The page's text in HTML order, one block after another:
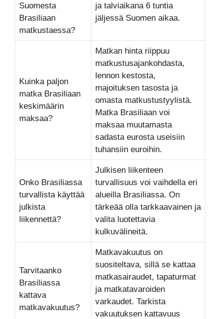
Suomesta
Brasiliaan
matkustaessa?
ja talviaikana 6 tuntia
jäljessä Suomen aikaa.
Kuinka paljon
matka Brasiliaan
keskimäärin
maksaa?
Matkan hinta riippuu
matkustusajankohdasta,
lennon kestosta,
majoituksen tasosta ja
omasta matkustustyylistä.
Matka Brasiliaan voi
maksaa muutamasta
sadasta eurosta useisiin
tuhansiin euroihin.
Onko Brasiliassa
turvallista käyttää
julkista
liikennettä?
Julkisen liikenteen
turvallisuus voi vaihdella eri
alueilla Brasiliassa. On
tärkeää olla tarkkaavainen ja
valita luotettavia
kulkuvälineitä.
Tarvitaanko
Brasiliassa
kattava
matkavakuutus?
Matkavakuutus on
suositeltava, sillä se kattaa
matkasairaudet, tapaturmat
ja matkatavaroiden
varkaudet. Tarkista
vakuutuksen kattavuus